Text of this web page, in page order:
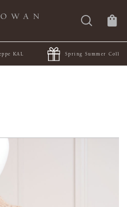
Spring Summer Collections